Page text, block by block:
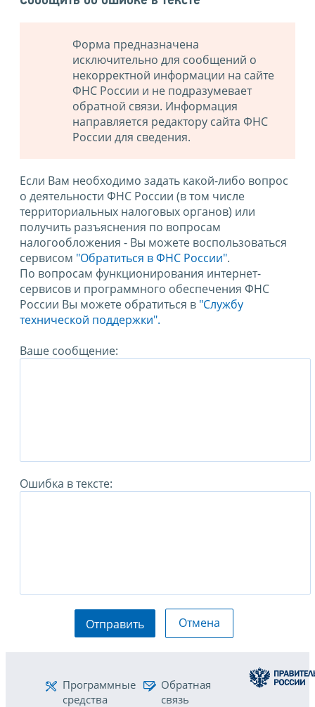
Форма предназначена
исключительно для сообщений о
некорректной информации на сайте
ФНС России и не подразумевает
обратной связи. Информация
направляется редактору сайта ФНС
России для сведения.
Если Вам необходимо задать какой-либо вопрос
о деятельности ФНС России (в том числе
территориальных налоговых органов) или
получить разъяснения по вопросам
налогообложения - Вы можете воспользоваться
сервисом "Обратиться в ФНС России".
По вопросам функционирования интернет-
сервисов и программного обеспечения ФНС
России Вы можете обратиться в "Службу
технической поддержки".
Ваше сообщение:
Ошибка в тексте:
Отправить Отмена
Программные
средства
Обратная
связь